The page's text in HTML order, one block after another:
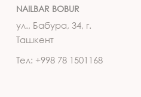
NAILBAR BOBUR
ул., Бабура, 34, г.
Ташкент
Тел: +998 78 1501168